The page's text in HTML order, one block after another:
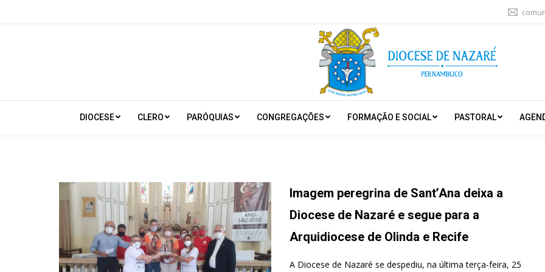
DIOCESE CLERO PARÓQUIAS CONGREGAÇÕES FORMAÇÃO E SOCIAL PASTORAL
Imagem peregrina de Sant’Ana deixa a
Diocese de Nazaré e segue para a
Arquidiocese de Olinda e Recife
A Diocese de Nazaré se despediu, na última terça-feira, 25